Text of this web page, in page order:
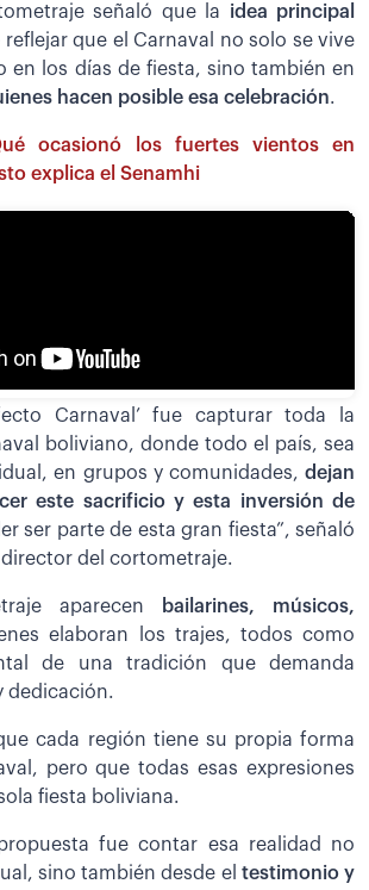
señaló que la idea principal
reflejar que el Carnaval no solo se vive
en los días de fiesta, sino también en
hacen posible esa celebración.
ocasionó los fuertes vientos en
explica el Senamhi
Carnaval’ fue capturar toda la
boliviano, donde todo el país, sea
en grupos y comunidades, dejan
este sacrificio y esta inversión de
ser parte de esta gran fiesta”, señaló
del cortometraje.
aparecen bailarines, músicos,
elaboran los trajes, todos como
de una tradición que demanda
dedicación.
cada región tiene su propia forma
pero que todas esas expresiones
fiesta boliviana.
fue contar esa realidad no
sino también desde el testimonio y